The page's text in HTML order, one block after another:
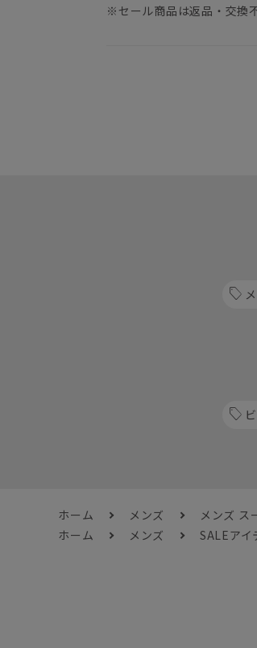
※セール商品は返品・交換
ホーム メンズ メンズ ス
ホーム
メンズ SALEアイ